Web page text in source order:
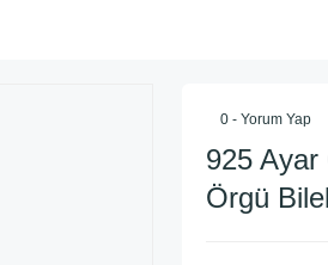
0 - Yorum Yap
​925 Ayar
Örgü